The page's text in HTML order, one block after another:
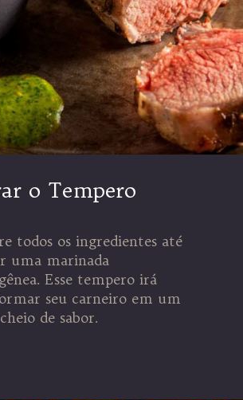
o Tempero
todos os ingredientes até
uma marinada
Esse tempero irá
seu carneiro em um
de sabor.